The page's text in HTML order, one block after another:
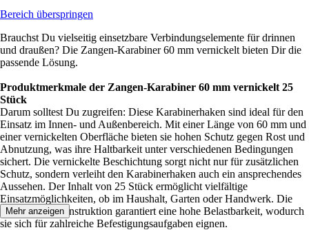
Bereich überspringen
Brauchst Du vielseitig einsetzbare Verbindungselemente für drinnen
und draußen? Die Zangen-Karabiner 60 mm vernickelt bieten Dir die
passende Lösung.
Produktmerkmale der Zangen-Karabiner 60 mm vernickelt 25
Stück
Darum solltest Du zugreifen: Diese Karabinerhaken sind ideal für den
Einsatz im Innen- und Außenbereich. Mit einer Länge von 60 mm und
einer vernickelten Oberfläche bieten sie hohen Schutz gegen Rost und
Abnutzung, was ihre Haltbarkeit unter verschiedenen Bedingungen
sichert. Die vernickelte Beschichtung sorgt nicht nur für zusätzlichen
Schutz, sondern verleiht den Karabinerhaken auch ein ansprechendes
Aussehen. Der Inhalt von 25 Stück ermöglicht vielfältige
Einsatzmöglichkeiten, ob im Haushalt, Garten oder Handwerk. Die
stabile Metallkonstruktion garantiert eine hohe Belastbarkeit, wodurch
sie sich für zahlreiche Befestigungsaufgaben eignen.
Mehr anzeigen